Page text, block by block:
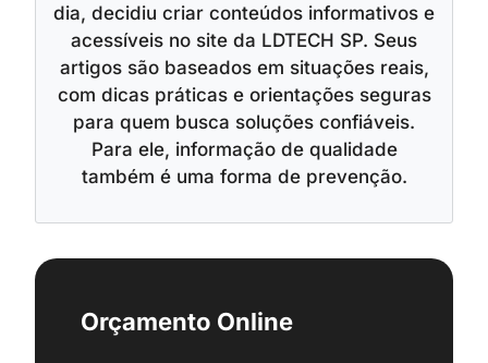
dia, decidiu criar conteúdos informativos e
acessíveis no site da LDTECH SP. Seus
artigos são baseados em situações reais,
com dicas práticas e orientações seguras
para quem busca soluções confiáveis.
Para ele, informação de qualidade
também é uma forma de prevenção.
Orçamento Online